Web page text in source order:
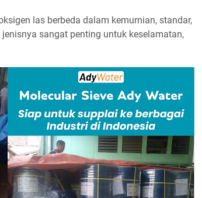
las berbeda dalam kemurnian, standar,
sangat penting untuk keselamatan,